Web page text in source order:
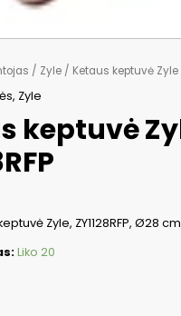
/ Zyle / Ketaus keptuvė Zyle
, Zyle
keptuvė
Zyle, ZY1128RFP, Ø28
Liko 20